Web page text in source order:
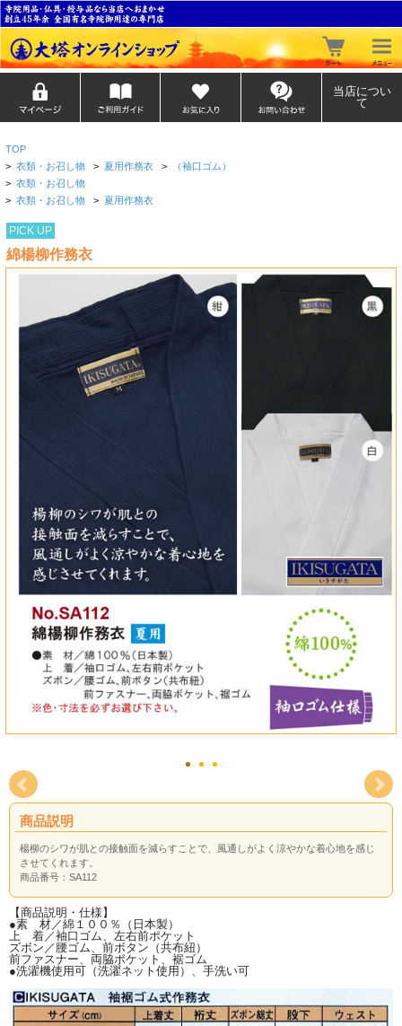
当店につい
て
TOP
> 衣類・お召し物 > 夏用作務衣 > （袖口ゴム）
> 衣類・お召し物
> 衣類・お召し物 > 夏用作務衣
PICK UP
綿楊柳作務衣
商品説明
楊柳のシワが肌との接触面を減らすことで、風通しがよく涼やかな着心地を感じ
させてくれます。
商品番号： SA112
【商品説明・仕様】
●素 材／綿１００％（日本製）
上 着／袖口ゴム、左右前ポケット
ズボン／腰ゴム、前ボタン（共布紐）
前ファスナー、両脇ポケット、裾ゴム
●洗濯機使用可（洗濯ネット使用）、手洗い可